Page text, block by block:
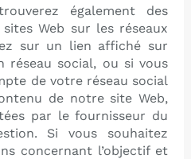
également des
Web sur les réseaux
sur un lien affiché sur
réseau social, ou si vous
de votre réseau social
de notre site Web,
par le fournisseur du
Si vous souhaitez
concernant l’objectif et